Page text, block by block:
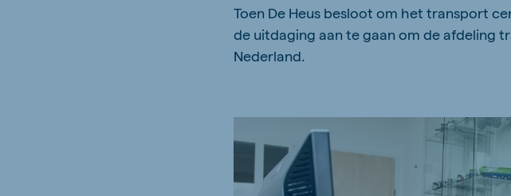
Toen De Heus besloot om het transport
de uitdaging aan te gaan om de afdeling
Nederland.